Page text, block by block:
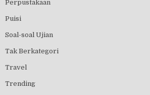
Perpustakaan
Puisi
Soal-soal Ujian
Tak Berkategori
Travel
Trending